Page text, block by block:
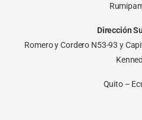
Dirección
Romero y Cordero N53-93 y
Quito –